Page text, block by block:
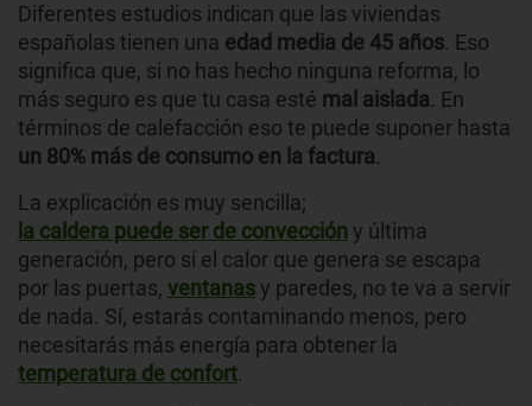
Diferentes estudios indican que las viviendas
españolas tienen una edad media de 45 años. Eso
significa que, si no has hecho ninguna reforma, lo
más seguro es que tu casa esté mal aislada. En
términos de calefacción eso te puede suponer hasta
un 80% más de consumo en la factura.
La explicación es muy sencilla;
la caldera puede ser de convección y última
generación, pero si el calor que genera se escapa
por las puertas, ventanasy paredes, no te va a servir
de nada. Sí, estarás contaminando menos, pero
necesitarás más energía para obtener la
temperatura de confort.